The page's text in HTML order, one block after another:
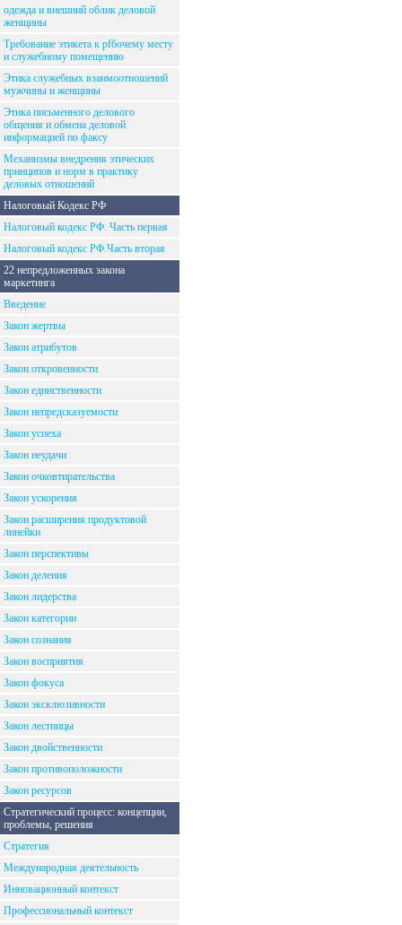
одежда и внешний облик деловой
женщины
Требование этикета к рfбочему месту
и служебному помещению
Этика служебных взаимоотношений
мужчины и женщины
Этика письменного делового
общения и обмена деловой
информацией по факсу
Механизмы внедрения этических
принципов и норм в практику
деловых отношений
Налоговый Кодекс РФ
Налоговый кодекс РФ. Часть первая
Налоговый кодекс РФ.Часть вторая
22 непредложенных закона
маркетинга
Введение
Закон жертвы
Закон атрибутов
Закон откровенности
Закон единственности
Закон непредсказуемости
Закон успеха
Закон неудачи
Закон очковтирательства
Закон ускорения
Закон расширения продуктовой
линейки
Закон перспективы
Закон деления
Закон лидерства
Закон категории
Закон сознания
Закон восприятия
Закон фокуса
Закон эксклюзивности
Закон лестницы
Закон двойственности
Закон противоположности
Закон ресурсов
Стратегический процесс: концепции,
проблемы, решения
Стратегия
Международная деятельность
Инновационный контекст
Профессиональный контекст